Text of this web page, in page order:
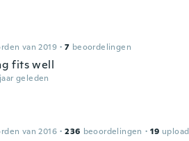
van 2019 · 7 beoordelingen
fits well
geleden
van 2016 · 236 beoordelingen · 19